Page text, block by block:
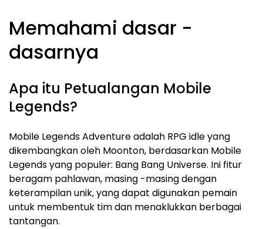
Memahami dasar -
dasarnya
Apa itu Petualangan Mobile
Legends?
Mobile Legends Adventure adalah RPG idle yang
dikembangkan oleh Moonton, berdasarkan Mobile
Legends yang populer: Bang Bang Universe. Ini fitur
beragam pahlawan, masing -masing dengan
keterampilan unik, yang dapat digunakan pemain
untuk membentuk tim dan menaklukkan berbagai
tantangan.